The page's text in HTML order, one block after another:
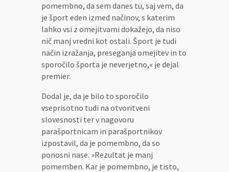
pomembno, da sem danes tu, saj vem, da
je šport eden izmed načinov, s katerim
lahko vsi z omejitvami dokažejo, da niso
nič manj vredni kot ostali. Šport je tudi
način izražanja, preseganja omejitev in to
sporočilo športa je neverjetno,« je dejal
premier.
Dodal je, da je bilo to sporočilo
vseprisotno tudi na otvoritveni
slovesnosti ter v nagovoru
parašportnicam in parašportnikov
izpostavil, da je pomembno, da so
ponosni nase. »Rezultat je manj
pomemben. Kar je pomembno, je tisto,